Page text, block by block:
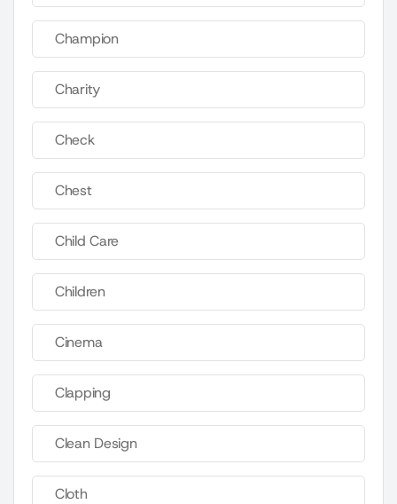
Champion
Charity
Check
Chest
Child Care
Children
Cinema
Clapping
Clean Design
Cloth